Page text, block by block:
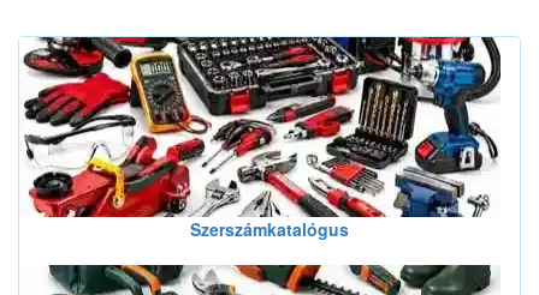
Szerszámkatalógus